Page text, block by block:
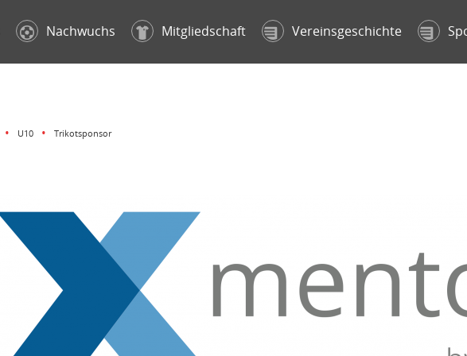
Nachwuchs Mitgliedschaft Vereinsgeschichte
U10 Trikotsponsor